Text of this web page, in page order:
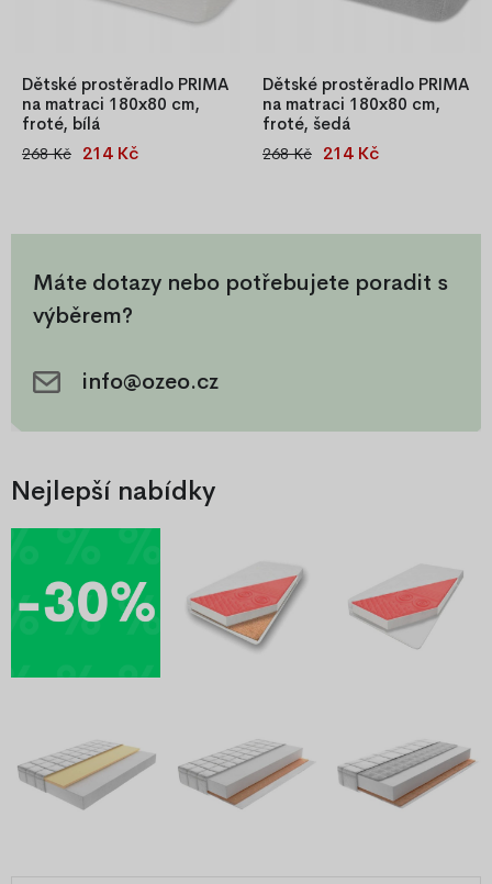
Dětské prostěradlo PRIMA
na matraci 180x80 cm,
froté, bílá
Bílé dětské napínací
po obvodu pro perfektní
přizpůsobení matraci.
268 Kč 214 Kč
Dětské prostěradlo PRIMA
na matraci 180x80 cm,
froté, šedá
Napínací dětské prostěradlo z
268 Kč 214 Kč
Máte dotazy nebo potřebujete poradit s
výběrem?
info@ozeo.cz
Nejlepší nabídky